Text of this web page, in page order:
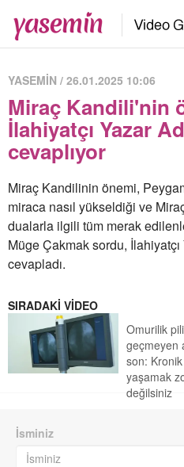
YASEMİN / 26.01.2025 10:06
Miraç Kandili'nin
İlahiyatçı Yazar
cevaplıyor
Miraç Kandilinin önemi,
miraca nasıl yükseldiği ve
dualarla ilgili tüm merak
Müge Çakmak sordu,
cevapladı.
SIRADAKİ VİDEO
Omurilik
geçmeyen
son: Kronik
yaşamak
değilsiniz
İsminiz